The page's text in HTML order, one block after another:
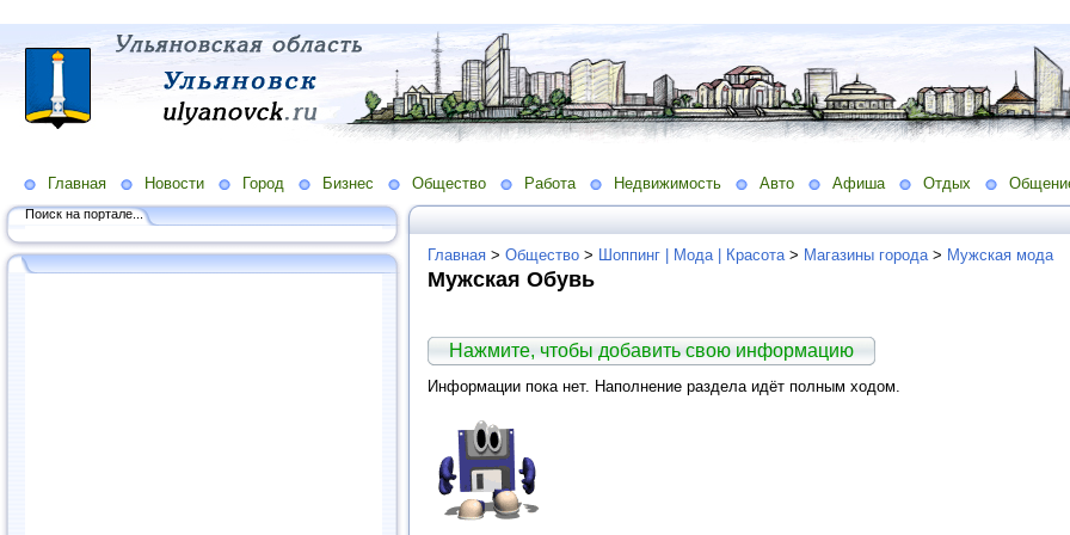
Главная Новости Город Бизнес Общество Работа Недвижимость Авто Афиша Отдых
Поиск на портале...
Главная > Общество > Шоппинг | Мода | Красота > Магазины города > Мужская мода
Мужская Обувь
Нажмите, чтобы добавить свою информацию
Информации пока нет. Наполнение раздела идёт полным ходом.